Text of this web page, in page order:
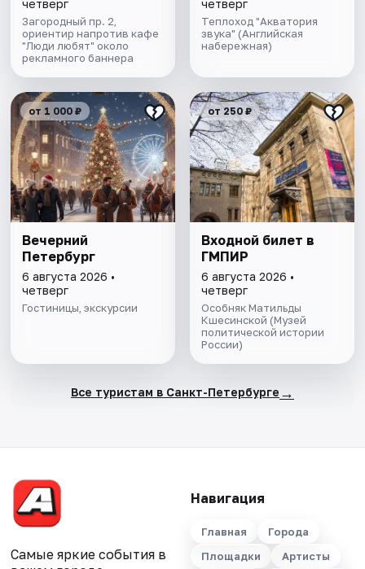
четверг
Загородный пр. 2,
ориентир напротив кафе
"Люди любят" около
рекламного баннера
экскурсией и живой
музыкой в тёплом
салоне теплохода
четверг
Теплоход "Акватория
звука" (Английская
набережная)
от 1 000 ₽
Вечерний
Петербург
6 августа 2026 •
четверг
Гостиницы, экскурсии
от 250 ₽
Входной билет в
ГМПИР
6 августа 2026 •
четверг
Особняк Матильды
Кшесинской (Музей
политической истории
России)
Все туристам в Санкт-Петербурге →
Самые яркие события в
Навигация
Главная
Города
Площадки
Артисты